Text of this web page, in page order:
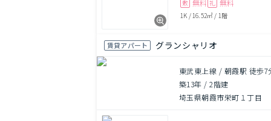
敷 無料 礼 無料
1K / 16.52㎡ / 1階
賃貸アパート グランシャリオ
東武東上線 / 朝霞駅 徒歩7
築13年 /2階建
埼玉県朝霞市栄町１丁目